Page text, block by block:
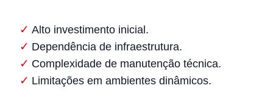
Alto investimento inicial.
Dependência de infraestrutura.
Complexidade de manutenção técnica.
Limitações em ambientes dinâmicos.